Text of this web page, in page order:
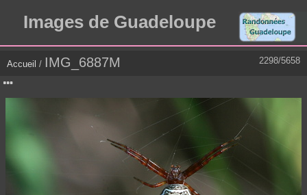
Images de Guadeloupe
2298/5658
Accueil / IMG_6887M